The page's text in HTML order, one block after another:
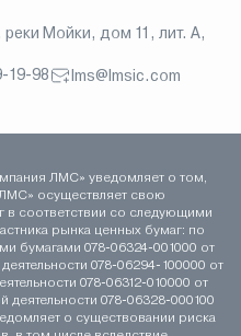
реки Мойки, дом 11, лит. А,
19-98
lms@lmsic.com
ЛМС» уведомляет о том,
осуществляет свою
в соответствии со следующими
рынка ценных бумаг: по
бумагами 078-06324-001000 от
078-06294-100000 от
078-06312-010000 от
деятельности 078-06328-000100
о существовании риска